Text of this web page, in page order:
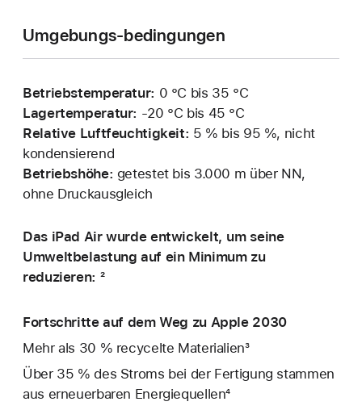
Umgebungs-bedingungen
Betriebstemperatur: 0 °C bis 35 °C
Lagertemperatur: ‑20 °C bis 45 °C
Relative Luftfeuchtigkeit: 5 % bis 95 %, nicht
kondensierend
Betriebshöhe: getestet bis 3.000 m über NN,
ohne Druckausgleich
Das iPad Air wurde entwickelt, um seine
Umweltbelastung auf ein Minimum zu
reduzieren: ²
Fortschritte auf dem Weg zu Apple 2030
Mehr als 30 % recycelte Materialien³
Über 35 % des Stroms bei der Fertigung stammen
aus erneuerbaren Energiequellen⁴